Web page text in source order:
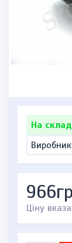
На
Виробник
Ціну